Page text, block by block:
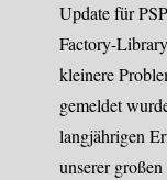
Update für
Factory-
kleinere
gemeldet
langjährigen
unserer